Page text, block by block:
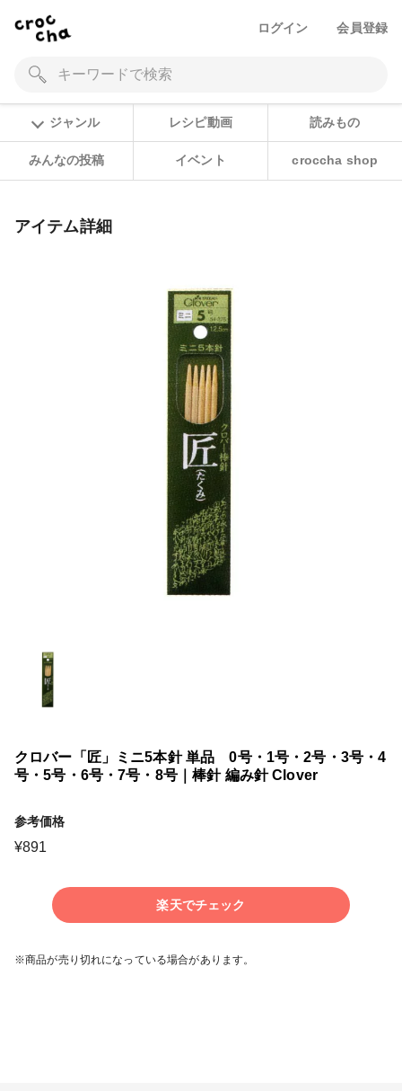
ログイン 会員登録
ジャンル レシピ動画 読みもの
みんなの投稿 イベント croccha shop
アイテム詳細
クロバー「匠」ミニ5本針 単品 0号・1号・2号・3号・4
号・5号・6号・7号・8号｜棒針 編み針 Clover
参考価格
¥891
楽天でチェック
※商品が売り切れになっている場合があります。